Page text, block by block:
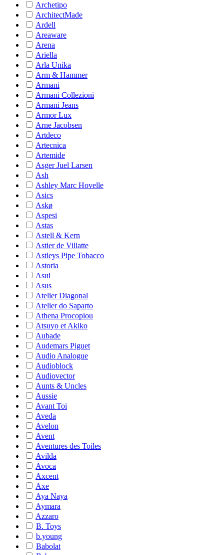
Archetipo
ArchitectMade
Ardell
Areaware
Arena
Ariella
Arla Unika
Arm & Hammer
Armani
Armani Collezioni
Armani Jeans
Armor Lux
Arne Jacobsen
Artdeco
Artecnica
Artemide
Asger Juel Larsen
Ash
Ashley Marc Hovelle
Asics
Askø
Aspesi
Astas
Astell & Kern
Astier de Villatte
Astleys Pipe Tobacco
Astoria
Asui
Asus
Atelier Diagonal
Atelier do Saparto
Athena Procopiou
Atsuyo et Akiko
Aubade
Audemars Piguet
Audio Analogue
Audioblock
Audiovector
Aunts & Uncles
Aussie
Avant Toi
Aveda
Avelon
Avent
Aventures des Toiles
Avilda
Avoca
Axcent
Axe
Aya Naya
Aymara
Azzaro
B. Toys
b.young
Babolat